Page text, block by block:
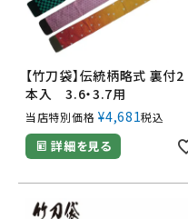
【竹刀袋】伝統柄略式 裏付2
本入 3.6・3.7用
当店特別価格 ¥4,681税込
詳細を見る